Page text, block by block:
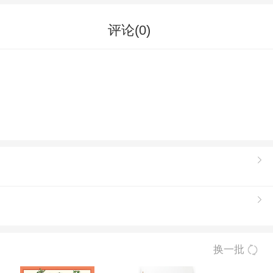
评论(0)
换一批